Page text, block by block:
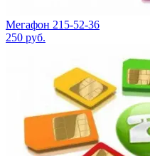
Мегафон 215-52-36
250 руб.